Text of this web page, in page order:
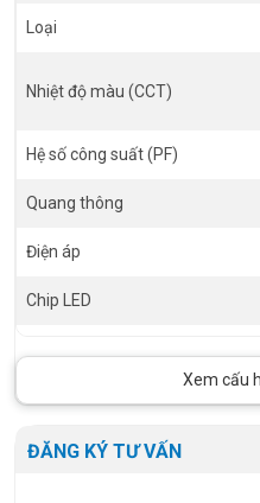
Loại
Nhiệt độ màu (CCT)
Hệ số công suất (PF)
Quang thông
Điện áp
Chip LED
Size
Xem cấu
ĐĂNG KÝ TƯ VẤN